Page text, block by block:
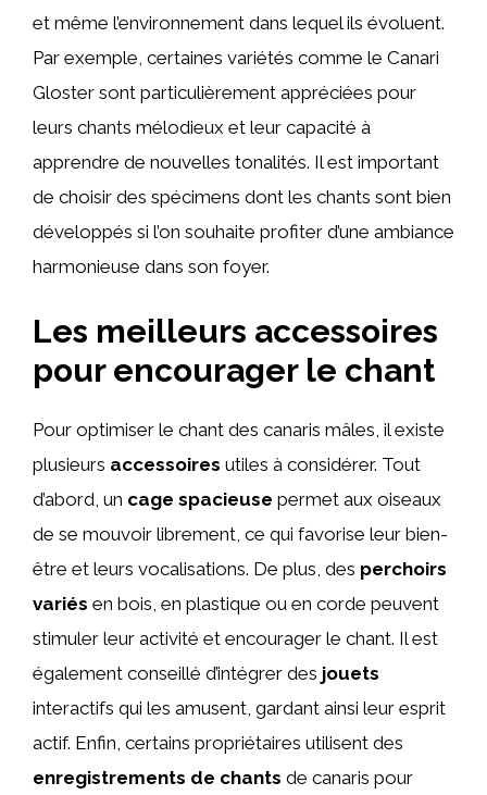
et même l’environnement dans lequel ils évoluent.
Par exemple, certaines variétés comme le Canari
Gloster sont particulièrement appréciées pour
leurs chants mélodieux et leur capacité à
apprendre de nouvelles tonalités. Il est important
de choisir des spécimens dont les chants sont bien
développés si l’on souhaite profiter d’une ambiance
harmonieuse dans son foyer.
Les meilleurs accessoires
pour encourager le chant
Pour optimiser le chant des canaris mâles, il existe
plusieurs accessoires utiles à considérer. Tout
d’abord, un cage spacieuse permet aux oiseaux
de se mouvoir librement, ce qui favorise leur bien-
être et leurs vocalisations. De plus, des perchoirs
variés en bois, en plastique ou en corde peuvent
stimuler leur activité et encourager le chant. Il est
également conseillé d’intégrer des jouets
interactifs qui les amusent, gardant ainsi leur esprit
actif. Enfin, certains propriétaires utilisent des
enregistrements de chants de canaris pour